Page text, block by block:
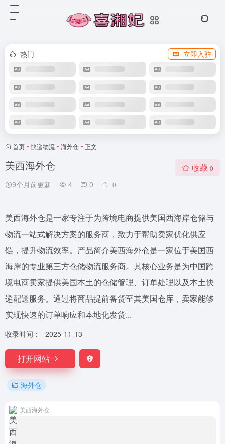
热门 立即入驻
首页 • 快递物流 • 海外仓 • 正文
美西海外仓
9个月前更新 4 0 0
收藏 0
美西海外仓是一家专注于为跨境电商提供美国西海岸仓储与
物流一站式解决方案的服务商，致力于帮助卖家优化供应
链，提升物流效率。产品简介美西海外仓是一家位于美国西
海岸的专业第三方仓储物流服务商。其核心业务是为中国跨
境电商卖家提供美国本土的仓储管理、订单处理以及本土快
递配送服务。通过将商品提前备货至其美国仓库，卖家能够
实现快速的订单响应和本地化发货...
收录时间： 2025-11-13
打开网站
海外仓
美西海外仓